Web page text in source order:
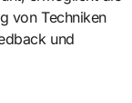
von Techniken
und